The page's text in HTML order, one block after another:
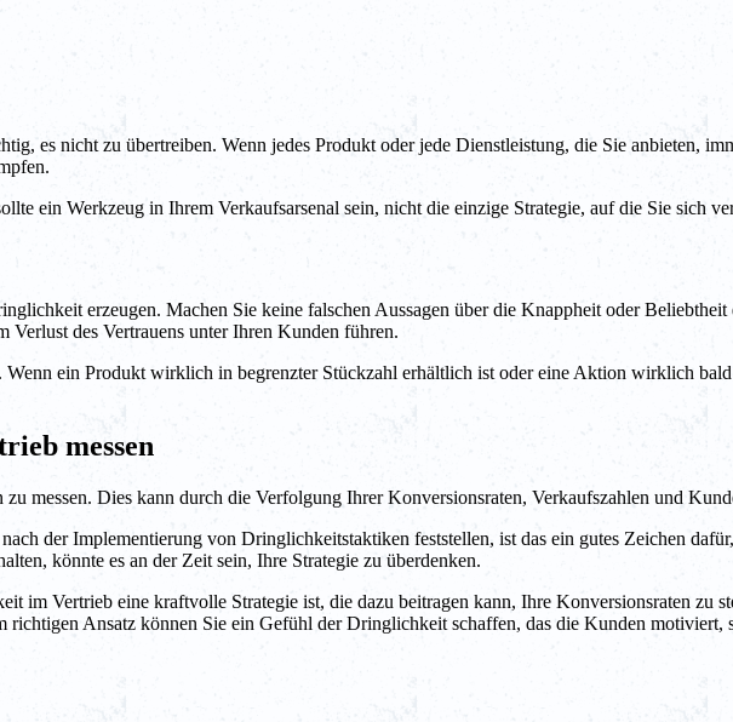
es nicht zu übertreiben. Wenn jedes Produkt oder jede Dienstleistung, die Sie anbieten,
ein Werkzeug in Ihrem Verkaufsarsenal sein, nicht die einzige Strategie, auf die Sie sich
erzeugen. Machen Sie keine falschen Aussagen über die Knappheit oder
des Vertrauens unter Ihren Kunden führen.
ein Produkt wirklich in begrenzter Stückzahl erhältlich ist oder eine Aktion wirklich
messen
messen. Dies kann durch die Verfolgung Ihrer Konversionsraten, Verkaufszahlen und
der Implementierung von Dringlichkeitstaktiken feststellen, ist das ein gutes Zeichen
könnte es an der Zeit sein, Ihre Strategie zu überdenken.
im Vertrieb eine kraftvolle Strategie ist, die dazu beitragen kann, Ihre Konversionsraten zu
Ansatz können Sie ein Gefühl der Dringlichkeit schaffen, das die Kunden motiviert,